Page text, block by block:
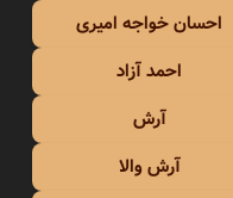
احسان خواجه امیری
احمد آزاد
آرش
آرش والا